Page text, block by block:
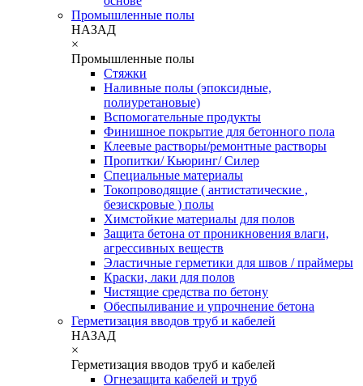
Промышленные полы
НАЗАД
×
Промышленные полы
Стяжки
Наливные полы (эпоксидные,
полиуретановые)
Вспомогательные продукты
Финишное покрытие для бетонного пола
Клеевые растворы/ремонтные растворы
Пропитки/ Кьюринг/ Силер
Специальные материалы
Токопроводящие ( антистатические ,
безискровые ) полы
Химстойкие материалы для полов
Защита бетона от проникновения влаги,
агрессивных веществ
Эластичные герметики для швов / праймеры
Краски, лаки для полов
Чистящие средства по бетону
Обеспыливание и упрочнение бетона
Герметизация вводов труб и кабелей
НАЗАД
×
Герметизация вводов труб и кабелей
Огнезащита кабелей и труб